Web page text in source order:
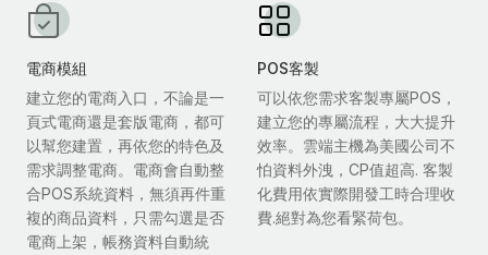
電商模組
建立您的電商入口，不論是一
頁式電商還是套版電商，都可
以幫您建置，再依您的特色及
需求調整電商。電商會自動整
合POS系統資料，無須再件重
複的商品資料，只需勾選是否
電商上架，帳務資料自動統
POS客製
可以依您需求客製專屬POS，
建立您的專屬流程，大大提升
效率。雲端主機為美國公司不
怕資料外洩，CP值超高. 客製
化費用依實際開發工時合理收
費.絕對為您看緊荷包。